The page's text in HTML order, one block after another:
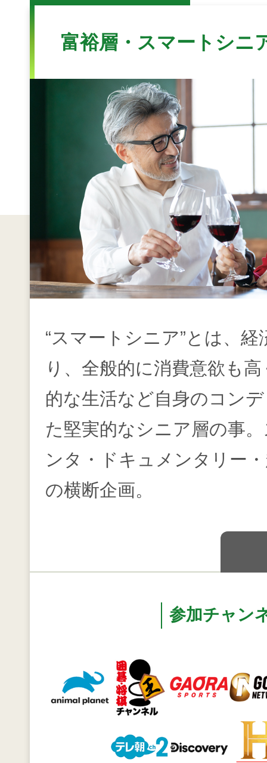
富裕層・スマートシニ
“スマートシニア”とは、
り、全般的に消費意欲も
的な生活など自身のコン
た堅実的なシニア層の事
ンタ・ドキュメンタリー
の横断企画。
参加チャン